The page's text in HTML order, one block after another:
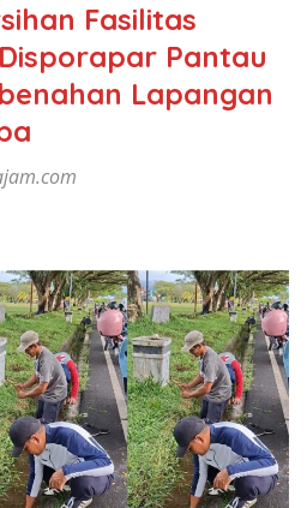
Fasilitas
Pantau
Lapangan